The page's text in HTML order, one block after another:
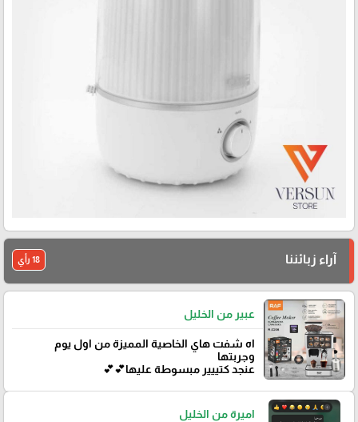
آراء زبائننا 18 رأي
عبير من الخليل
اه شفت هاي الخاصية المميزة من اول يوم
وجربتها
عنجد كتييير مبسوطة عليها💕💕
اميرة من الخليل